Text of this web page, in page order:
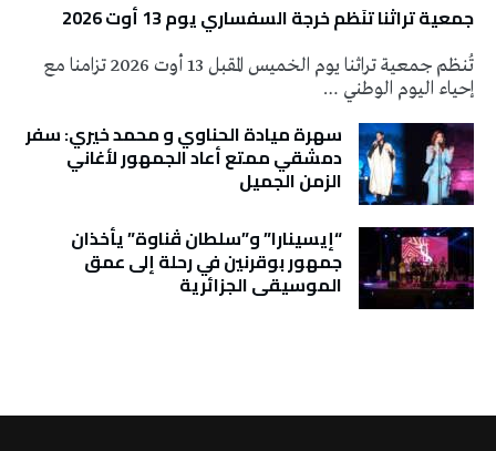
جمعية تراثنا تنَظم خرجة السفساري يوم 13 أوت 2026
تُنظم جمعية تراثنا يوم الخميس المقبل 13 أوت 2026 تزامنا مع
إحياء اليوم الوطني …
سهرة ميادة الحناوي و محمد خيري: سفر
دمشقي ممتع أعاد الجمهور لأغاني
الزمن الجميل
“إيسينارا” و”سلطان ڤناوة” يأخذان
جمهور بوقرنين في رحلة إلى عمق
الموسيقى الجزائرية